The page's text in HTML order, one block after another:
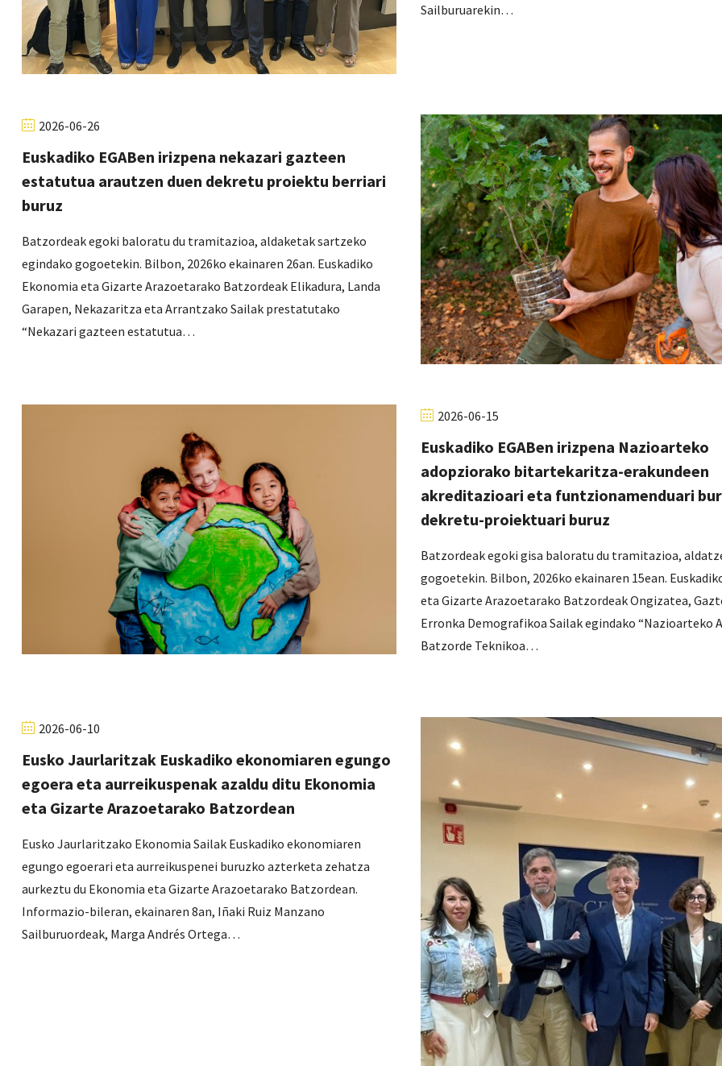
Sailburuarekin…
2026-06-26
Euskadiko EGABen irizpena nekazari gazteen
estatutua arautzen duen dekretu proiektu berriari
buruz
Batzordeak egoki baloratu du tramitazioa, aldaketak sartzeko
egindako gogoetekin. Bilbon, 2026ko ekainaren 26an. Euskadiko
Ekonomia eta Gizarte Arazoetarako Batzordeak Elikadura, Landa
Garapen, Nekazaritza eta Arrantzako Sailak prestatutako
“Nekazari gazteen estatutua…
2026-06-15
Euskadiko EGABen irizpena Nazioarteko
adopziorako bitartekaritza-erakundeen
akreditazioari eta funtzionamenduari
dekretu-proiektuari buruz
Batzordeak egoki gisa baloratu du tramitazioa,
gogoetekin. Bilbon, 2026ko ekainaren 15ean.
eta Gizarte Arazoetarako Batzordeak Ongizatea,
Erronka Demografikoa Sailak egindako “Nazioarteko
Batzorde Teknikoa…
2026-06-10
Eusko Jaurlaritzak Euskadiko ekonomiaren egungo
egoera eta aurreikuspenak azaldu ditu Ekonomia
eta Gizarte Arazoetarako Batzordean
Eusko Jaurlaritzako Ekonomia Sailak Euskadiko ekonomiaren
egungo egoerari eta aurreikuspenei buruzko azterketa zehatza
aurkeztu du Ekonomia eta Gizarte Arazoetarako Batzordean.
Informazio-bileran, ekainaren 8an, Iñaki Ruiz Manzano
Sailburuordeak, Marga Andrés Ortega…